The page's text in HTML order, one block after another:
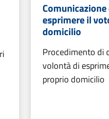
esprimere il
domicilio
Procedimento di
volontà di
proprio domicilio